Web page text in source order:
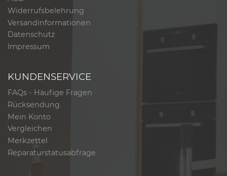
Widerrufsbelehrung
Versandinformationen
Datenschutz
Impressum
KUNDENSERVICE
FAQs - Häufige Fragen
Rücksendung
Mein Konto
Vergleichen
Merkzettel
Reparaturstatusabfrage